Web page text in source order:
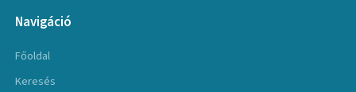
Navigáció
Főoldal
Keresés